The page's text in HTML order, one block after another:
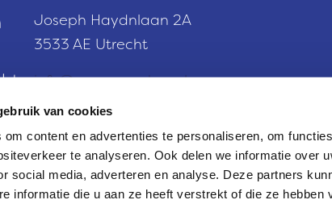
van cookies
om content en advertenties te personaliseren, om
te analyseren. Ook delen we informatie over
social media, adverteren en analyse. Deze partners
informatie die u aan ze heeft verstrekt of die ze hebben
Joseph Haydnlaan 2A
3533 AE Utrecht
info@supercoaches.nl